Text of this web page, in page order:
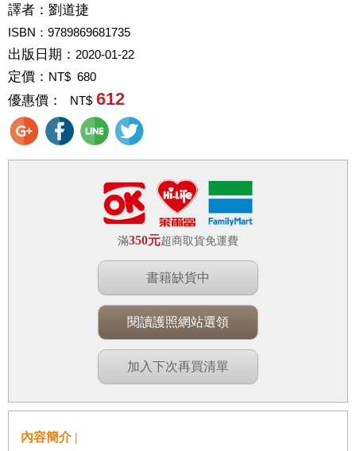
譯者： 劉道捷
ISBN：9789869681735
出版日期： 2020-01-22
定價： NT$ 680
優惠價： NT$ 612
滿350元超商取貨免運費
書籍缺貨中
閱讀護照網站選領
加入下次再買清單
內容簡介 |